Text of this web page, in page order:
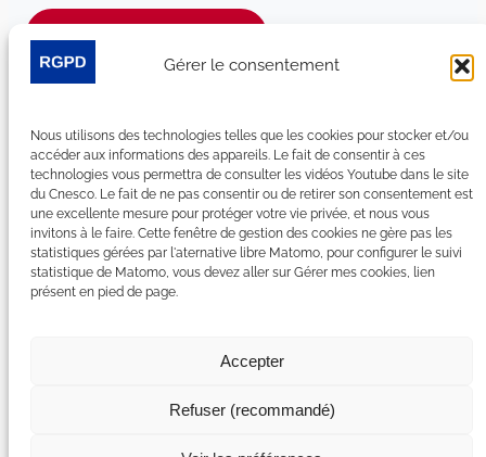
Gérer le consentement
Nous utilisons des technologies telles que les cookies pour stocker et/ou
accéder aux informations des appareils. Le fait de consentir à ces
technologies vous permettra de consulter les vidéos Youtube dans le site
du Cnesco. Le fait de ne pas consentir ou de retirer son consentement est
une excellente mesure pour protéger votre vie privée, et nous vous
invitons à le faire. Cette fenêtre de gestion des cookies ne gère pas les
statistiques gérées par l'aternative libre Matomo, pour configurer le suivi
statistique de Matomo, vous devez aller sur Gérer mes cookies, lien
présent en pied de page.
Accepter
Refuser (recommandé)
LinkedIn
YouTube
Facebook
Bluesky
Plan du site
Mentions légales
Gérer mes cookies
Déclaration de confidentialité